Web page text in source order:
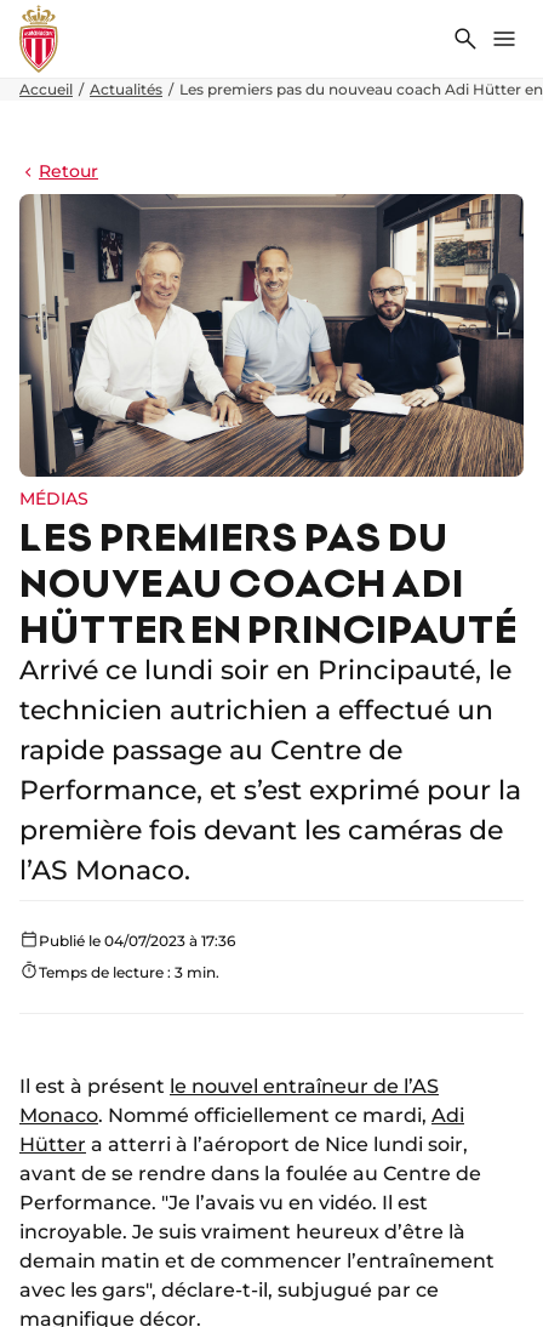
Accueil Actualités Les premiers pas du nouveau coach Adi Hütter
Retour
MÉDIAS
LES PREMIERS PAS DU
NOUVEAU COACH ADI
HÜTTER EN PRINCIPAUTÉ
Arrivé ce lundi soir en Principauté, le
technicien autrichien a effectué un
rapide passage au Centre de
Performance, et s’est exprimé pour la
première fois devant les caméras de
l’AS Monaco.
Publié le 04/07/2023 à 17:36
Temps de lecture : 3 min.
Il est à présent le nouvel entraîneur de l’AS
Monaco. Nommé officiellement ce mardi, Adi
Hütter a atterri à l’aéroport de Nice lundi soir,
avant de se rendre dans la foulée au Centre de
Performance. "Je l’avais vu en vidéo. Il est
incroyable. Je suis vraiment heureux d’être là
demain matin et de commencer l’entraînement
avec les gars", déclare-t-il, subjugué par ce
magnifique décor.